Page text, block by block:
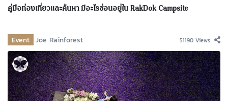
คู่มือท่องเที่ยวและค้นหา มีอะไรซ่อนอยู่ใน RakDok Campsite
Event Joe Rainforest 51190 Views